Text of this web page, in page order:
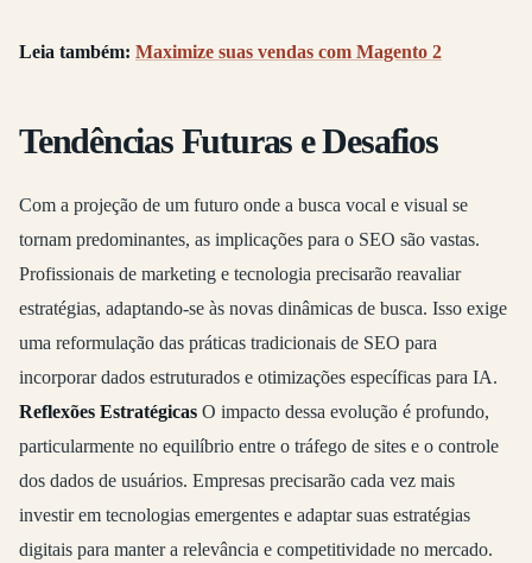
Leia também: Maximize suas vendas com Magento 2
Tendências Futuras e Desafios
Com a projeção de um futuro onde a busca vocal e visual se
tornam predominantes, as implicações para o SEO são vastas.
Profissionais de marketing e tecnologia precisarão reavaliar
estratégias, adaptando-se às novas dinâmicas de busca. Isso exige
uma reformulação das práticas tradicionais de SEO para
incorporar dados estruturados e otimizações específicas para IA.
Reflexões Estratégicas O impacto dessa evolução é profundo,
particularmente no equilíbrio entre o tráfego de sites e o controle
dos dados de usuários. Empresas precisarão cada vez mais
investir em tecnologias emergentes e adaptar suas estratégias
digitais para manter a relevância e competitividade no mercado.